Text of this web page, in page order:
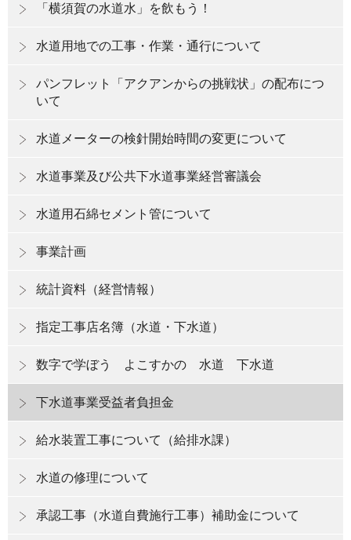
「横須賀の水道水」を飲もう！
水道用地での工事・作業・通行について
パンフレット「アクアンからの挑戦状」の配布につ
いて
水道メーターの検針開始時間の変更について
水道事業及び公共下水道事業経営審議会
水道用石綿セメント管について
事業計画
統計資料（経営情報）
指定工事店名簿（水道・下水道）
数字で学ぼう よこすかの 水道 下水道
下水道事業受益者負担金
給水装置工事について（給排水課）
水道の修理について
承認工事（水道自費施行工事）補助金について